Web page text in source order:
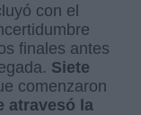
con el
finales antes
Siete
comenzaron
atravesó la